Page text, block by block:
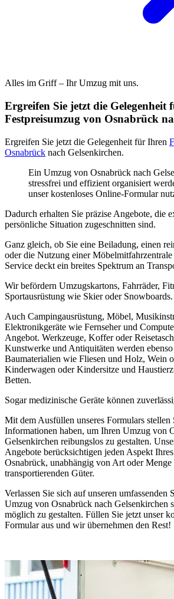
Alles im Griff – Ihr Umzug mit uns.
Ergreifen Sie jetzt die Gelegenheit
Festpreisumzug von Osnabrück
Ergreifen Sie jetzt die Gelegenheit für Ihren
Osnabrück nach Gelsenkirchen.
Ein Umzug von Osnabrück nach
stressfrei und effizient organisiert
unser kostenloses Online-Formular
Dadurch erhalten Sie präzise Angebote, die
persönliche Situation zugeschnitten sind.
Ganz gleich, ob Sie eine Beiladung, einen
oder die Nutzung einer Möbelmitfahrzentrale
Service deckt ein breites Spektrum an
Wir befördern Umzugskartons, Fahrräder,
Sportausrüstung wie Skier oder Snowboards.
Auch Campingausrüstung, Möbel,
Elektronikgeräte wie Fernseher und
Angebot. Werkzeuge, Koffer oder
Kunstwerke und Antiquitäten werden
Baumaterialien wie Fliesen und Holz, Wein
Kinderwagen oder Kindersitze und
Betten.
Sogar medizinische Geräte können
Mit dem Ausfüllen unseres Formulars stellen
Informationen haben, um Ihren Umzug von
Gelsenkirchen reibungslos zu gestalten.
Angebote berücksichtigen jeden Aspekt
Osnabrück, unabhängig von Art oder Menge
transportierenden Güter.
Verlassen Sie sich auf unseren umfassenden
Umzug von Osnabrück nach Gelsenkirchen
möglich zu gestalten. Füllen Sie jetzt unser
Formular aus und wir übernehmen den Rest!